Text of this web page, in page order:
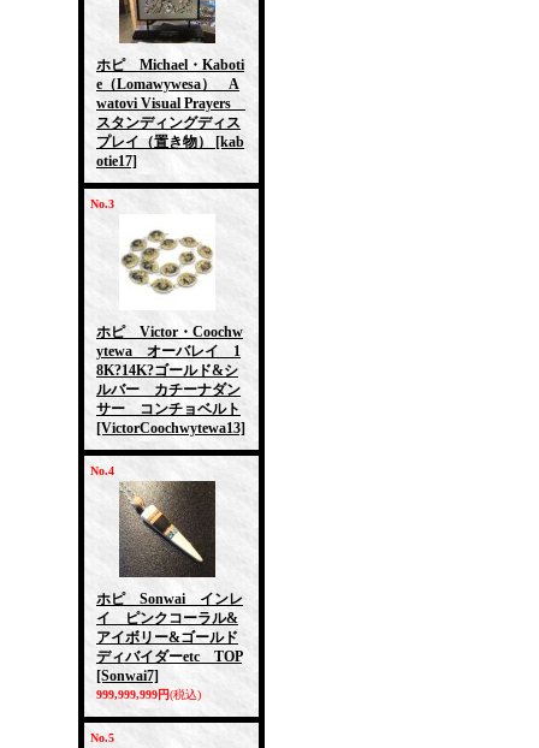
ホピ Michael・Kaboti
e（Lomawywesa） A
watovi Visual Prayers
スタンディングディス
プレイ（置き物）
[kab
otie17]
No.3
ホピ Victor・Coochw
ytewa オーバレイ 1
8K?14K?ゴールド&シ
ルバー カチーナダン
サー コンチョベルト
[VictorCoochwytewa13]
No.4
ホピ Sonwai インレ
イ ピンクコーラル&
アイボリー&ゴールド
ディバイダーetc TOP
[Sonwai7]
999,999,999円(税込)
No.5